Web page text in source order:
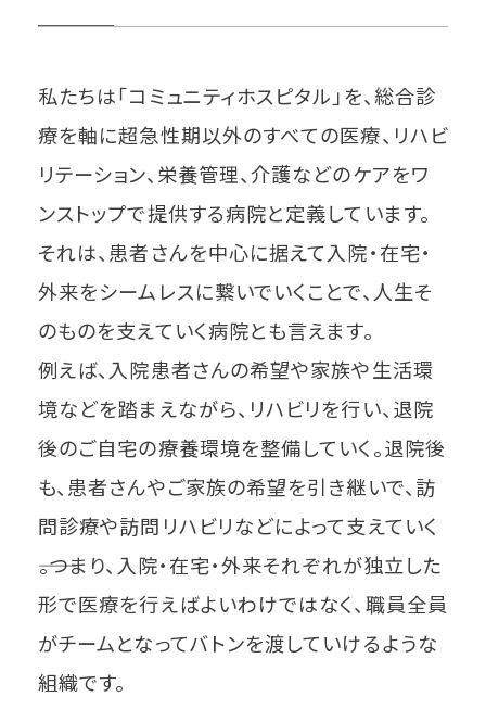
私たちは「コミュニティホスピタル」を、総合診
療を軸に超急性期以外のすべての医療、リハビ
リテーション、栄養管理、介護などのケアをワ
ンストップで提供する病院と定義しています。
それは、患者さんを中心に据えて入院・在宅・
外来をシームレスに繋いでいくことで、人生そ
のものを支えていく病院とも言えます。
例えば、入院患者さんの希望や家族や生活環
境などを踏まえながら、リハビリを行い、退院
後のご自宅の療養環境を整備していく。退院後
も、患者さんやご家族の希望を引き継いで、訪
問診療や訪問リハビリなどによって支えていく
――。つまり、入院・在宅・外来それぞれが独立した
形で医療を行えばよいわけではなく、職員全員
がチームとなってバトンを渡していけるような
組織です。